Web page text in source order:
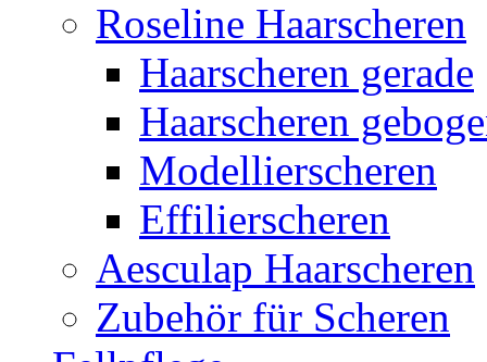
Roseline Haarscheren
Haarscheren gerade
Haarscheren
Modellierscheren
Effilierscheren
Aesculap Haarscheren
Zubehör für Scheren